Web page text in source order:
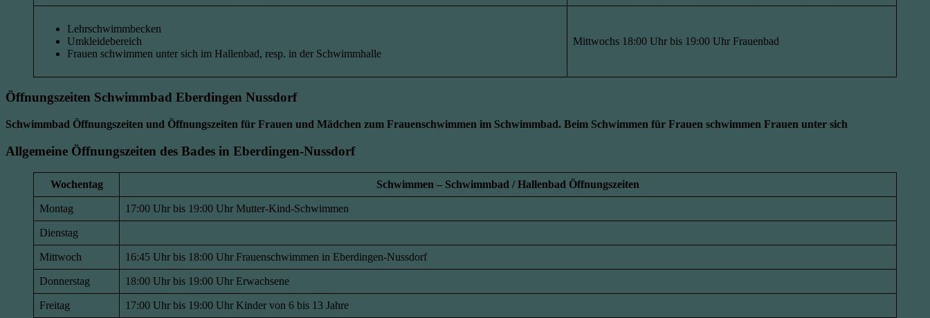
Lehrschwimmbecken
Umkleidebereich
Frauen schwimmen unter sich im Hallenbad, resp. in der Schwimmhalle
Mittwochs 18:00 Uhr bis 19:00 Uhr Frauenbad
Öffnungszeiten Schwimmbad Eberdingen Nussdorf
Schwimmbad Öffnungszeiten und Öffnungszeiten für Frauen und Mädchen zum Frauenschwimmen im Schwimmbad. Beim Schwimmen für Frauen schwimmen Frauen unter sich
Allgemeine Öffnungszeiten des Bades in Eberdingen-Nussdorf
Wochentag Schwimmen – Schwimmbad / Hallenbad Öffnungszeiten
Montag 17:00 Uhr bis 19:00 Uhr Mutter-Kind-Schwimmen
Dienstag
Mittwoch 16:45 Uhr bis 18:00 Uhr Frauenschwimmen in Eberdingen-Nussdorf
Donnerstag 18:00 Uhr bis 19:00 Uhr Erwachsene
Freitag 17:00 Uhr bis 19:00 Uhr Kinder von 6 bis 13 Jahre